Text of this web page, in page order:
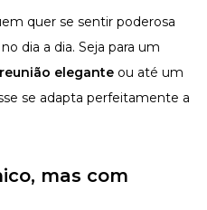
quer se sentir poderosa
dia a dia. Seja para um
reunião elegante ou até um
se adapta perfeitamente a
mas com